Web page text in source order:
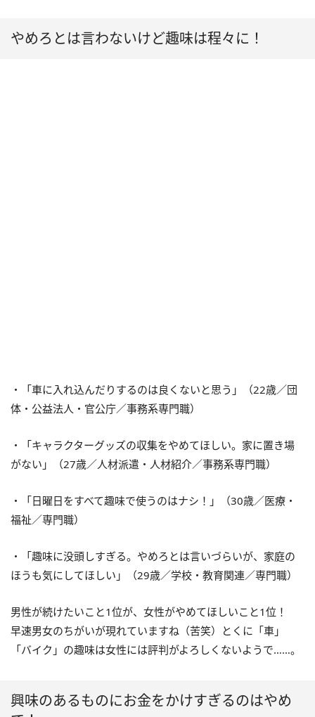
やめろとは言わないけど趣味は程々に！
・「車に入れ込んだりするのは良くないと思う」（22歳／団
体・公益法人・官公庁／事務系専門職）
・「キャラクターグッズの収集をやめてほしい。家に置き場
がない」（27歳／人材派遣・人材紹介／事務系専門職）
・「日曜日をすべて趣味で使うのはナシ！」（30歳／医療・
福祉／専門職）
・「趣味に没頭しすぎる。やめろとは言いづらいが、家庭の
ほうも気にしてほしい」（29歳／学校・教育関連／専門職）
男性が続けたいこと1位が、女性がやめてほしいこと1位！
早速男女のちがいが現れていますね（苦笑）とくに「車」
「バイク」の趣味は女性には評判がよろしくないようで……。
興味のあるものにお金をかけすぎるのはやめ